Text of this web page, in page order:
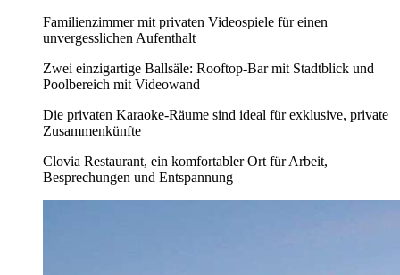
Familienzimmer mit privaten Videospiele für einen
unvergesslichen Aufenthalt
Zwei einzigartige Ballsäle: Rooftop-Bar mit Stadtblick und
Poolbereich mit Videowand
Die privaten Karaoke-Räume sind ideal für exklusive, private
Zusammenkünfte
Clovia Restaurant, ein komfortabler Ort für Arbeit,
Besprechungen und Entspannung